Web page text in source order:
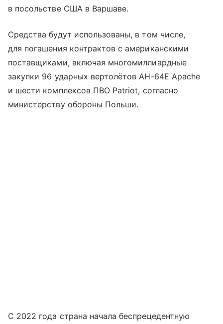
в посольстве США в Варшаве.
Средства будут использованы, в том числе,
для погашения контрактов с американскими
поставщиками, включая многомиллиардные
закупки 96 ударных вертолётов AH-64E Apache
и шести комплексов ПВО Patriot, согласно
министерству обороны Польши.
С 2022 года страна начала беспрецедентную